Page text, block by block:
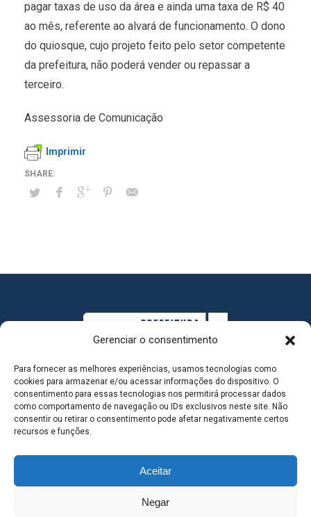
Gerenciar o consentimento
Para fornecer as melhores experiências, usamos tecnologias como
cookies para armazenar e/ou acessar informações do dispositivo. O
consentimento para essas tecnologias nos permitirá processar dados
como comportamento de navegação ou IDs exclusivos neste site. Não
consentir ou retirar o consentimento pode afetar negativamente certos
recursos e funções.
Aceitar
Negar
pagar taxas de uso da área e ainda uma taxa de R$ 40
ao mês, referente ao alvará de funcionamento. O dono
do quiosque, cujo projeto feito pelo setor competente
da prefeitura, não poderá vender ou repassar a
terceiro.
Assessoria de Comunicação
Imprimir
MAPA DO SITE
SEDE DO ADMINISTRATIVO MUNICIPAL - Avenida